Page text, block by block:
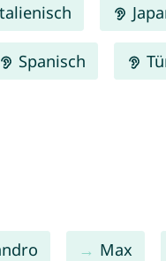
Spanisch
Max